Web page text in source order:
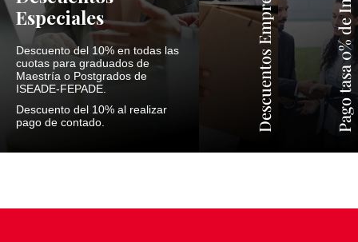
Especiales
Descuento del 10% en todas las
cuotas para graduados de
Maestría o Postgrados de
ISEADE-FEPADE.
Descuento del 10% al realizar
pago de contado.
Pago tasa 0% de Interés